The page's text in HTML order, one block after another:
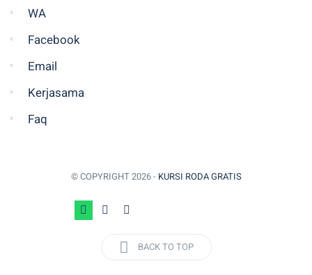
WA
Facebook
Email
Kerjasama
Faq
© COPYRIGHT 2026 - KURSI RODA GRATIS
BACK TO TOP